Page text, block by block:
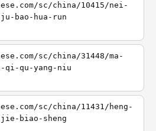
sc/china/10415/nei-
bao-hua-run
sc/china/31448/ma-
qi-qu-yang-niu
sc/china/11431/heng-
biao-sheng